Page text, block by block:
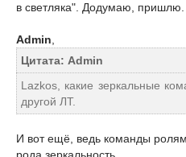
в светляка". Додумаю, пришлю.
Admin,
Цитата: Admin
Lazkos, какие зеркальные
другой ЛТ.
И вот ещё, ведь команды